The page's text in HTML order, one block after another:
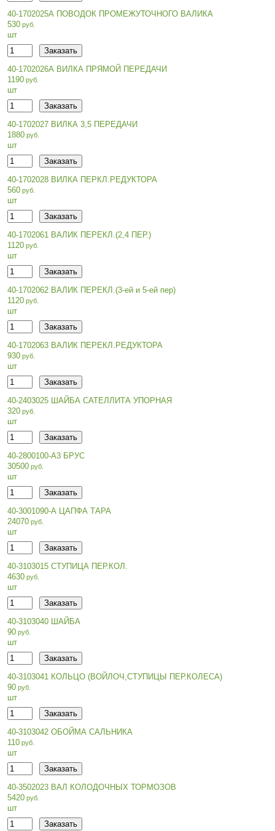
40-1702025А ПОВОДОК ПРОМЕЖУТОЧНОГО ВАЛИКА
530
шт
40-1702026А ВИЛКА ПРЯМОЙ ПЕРЕДАЧИ
1190
шт
40-1702027 ВИЛКА 3,5 ПЕРЕДАЧИ
1880
шт
40-1702028 ВИЛКА ПЕРКЛ.РЕДУКТОРА
560
шт
40-1702061 ВАЛИК ПЕРЕКЛ.(2,4 ПЕР.)
1120
шт
40-1702062 ВАЛИК ПЕРЕКЛ.(3-ей и 5-ей пер)
1120
шт
40-1702063 ВАЛИК ПЕРЕКЛ.РЕДУКТОРА
930
шт
40-2403025 ШАЙБА САТЕЛЛИТА УПОРНАЯ
320
шт
40-2800100-А3 БРУС
30500
шт
40-3001090-А ЦАПФА ТАРА
24070
шт
40-3103015 СТУПИЦА ПЕР.КОЛ.
4630
шт
40-3103040 ШАЙБА
90
шт
40-3103041 КОЛЬЦО (ВОЙЛОЧ,СТУПИЦЫ ПЕР.КОЛЕСА)
90
шт
40-3103042 ОБОЙМА САЛЬНИКА
110
шт
40-3502023 ВАЛ КОЛОДОЧНЫХ ТОРМОЗОВ
5420
шт